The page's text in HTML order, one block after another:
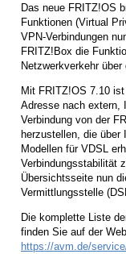
Das neue FRITZ!OS
Funktionen (Virtual
VPN-Verbindungen
FRITZ!Box die
Netzwerkverkehr über
Mit FRITZ!OS 7.10
Adresse nach extern,
Verbindung von der
herzustellen, die über
Modellen für VDSL
Verbindungsstabilität
Übersichtsseite nun
Vermittlungsstelle
Die komplette Liste
finden Sie auf der
https://avm.de/